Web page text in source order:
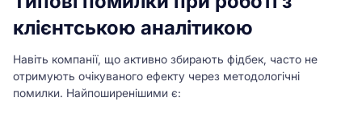
клієнтською аналітикою
Навіть компанії, що активно збирають фідбек, часто не
отримують очікуваного ефекту через методологічні
помилки. Найпоширенішими є: